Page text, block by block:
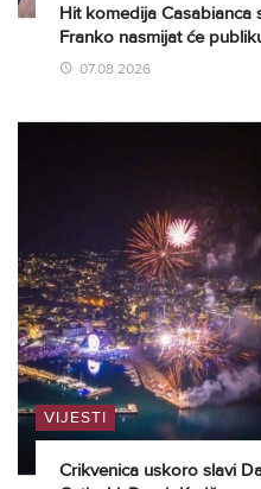
Hit komedija Casabianca
Franko nasmijat će
07.08.2026
VIJESTI
Crikvenica uskoro slavi